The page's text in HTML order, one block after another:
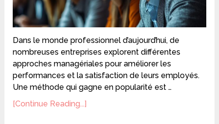
Dans le monde professionnel d’aujourd’hui, de
nombreuses entreprises explorent différentes
approches managériales pour améliorer les
performances et la satisfaction de leurs employés.
Une méthode qui gagne en popularité est …
[Continue Reading...]